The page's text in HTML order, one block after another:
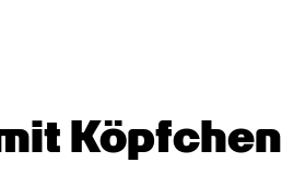
Köpfchen